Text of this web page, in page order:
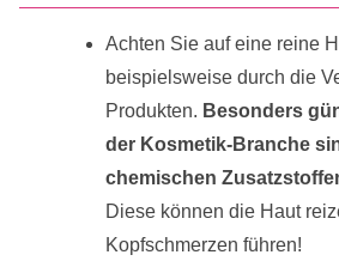
Achten Sie auf eine reine
beispielsweise durch die
Produkten. Besonders
der Kosmetik-Branche
chemischen
Diese können die Haut
Kopfschmerzen führen!